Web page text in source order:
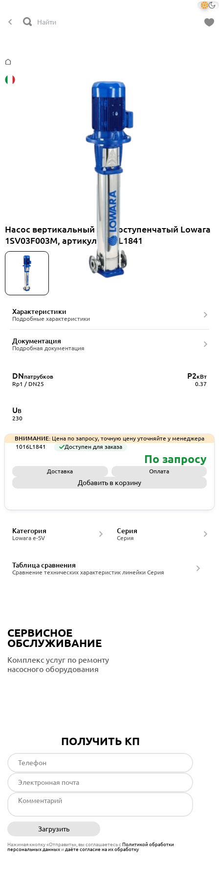
Насос вертикальный многоступенчатый Lowara
1SV03F003M, артикул 1016L1841
Характеристики
Подробные характеристики
Документация
Подробная документация
DNпатрубков
Rp1 / DN25
P2кВт
0.37
UВ
230
ВНИМАНИЕ: Цена по запросу, точную цену уточняйте у менеджера
1016L1841
Доступен для заказа
По запросу
Доставка Оплата
Добавить в корзину
Lowara e-SV
Категория
Серия
Серия
Сравнение технических характеристик линейки Серия
Таблица сравнения
СЕРВИСНОЕ
ОБСЛУЖИВАНИЕ
Комплекс услуг по ремонту
насосного оборудования
ПОЛУЧИТЬ КП
Загрузить
Нажимая кнопку «Отправить», вы соглашаетесь сПолитикой обработки
персональных данныхи даёте согласие на их обработку